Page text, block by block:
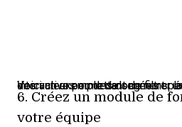
Voici un exemple de segment : une barre d’outils interactive permettant de filtrer la feuille de calcul selon des
6. Créez un module de
votre équipe